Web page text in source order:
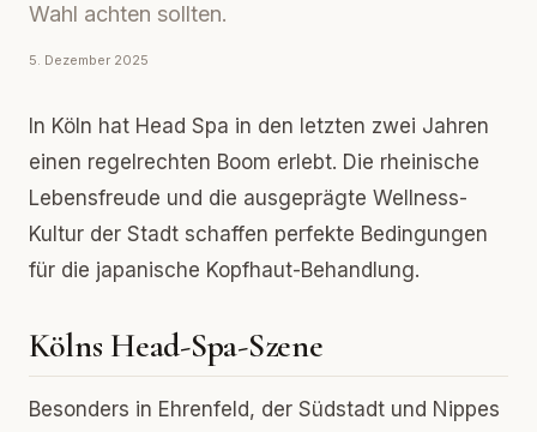
Wahl achten sollten.
5. Dezember 2025
In Köln hat Head Spa in den letzten zwei Jahren
einen regelrechten Boom erlebt. Die rheinische
Lebensfreude und die ausgeprägte Wellness-
Kultur der Stadt schaffen perfekte Bedingungen
für die japanische Kopfhaut-Behandlung.
Kölns Head-Spa-Szene
Besonders in Ehrenfeld, der Südstadt und Nippes